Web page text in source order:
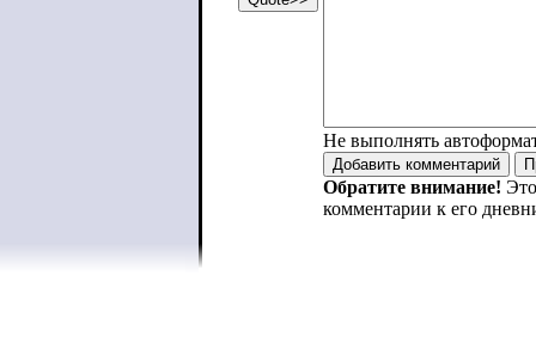
Не выполнять
Обратите внимание!
комментарии к его